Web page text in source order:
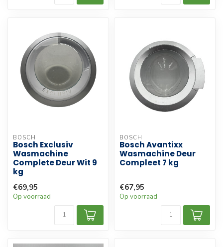
BOSCH
Bosch Exclusiv
Wasmachine
Complete Deur Wit 9
kg
€69,95
Op voorraad
BOSCH
Bosch Avantixx
Wasmachine Deur
Compleet 7 kg
€67,95
Op voorraad